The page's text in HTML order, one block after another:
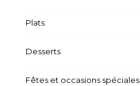
Plats
Desserts
Fêtes et occasions spéciales